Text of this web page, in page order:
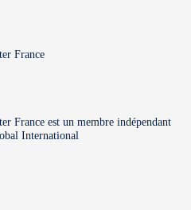
France
France est un membre indépendant
International